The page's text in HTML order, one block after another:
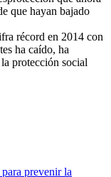
que hayan bajado
récord en 2014 con
ha caído, ha
protección social
prevenir la